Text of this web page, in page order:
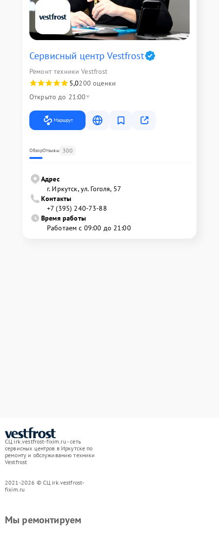
Сервисный центр Vestfrost
Ремонт техники Vestfrost
5,0200 оценки
Открыто до 21:00
Маршрут
ОбзорОтзывы 300
Адрес
г. Иркутск, ул. ​Гоголя, 57
Контакты
+7 (395) 240-73-88
Время работы
Работаем с 09:00 до 21:00
СЦ irk.vestfrost-fixim.ru - сеть
сервисных центров в Иркутске по
ремонту и обслуживанию техники
Vestfrost
2021-2026 © СЦ irk.vestfrost-
fixim.ru
Мы ремонтируем